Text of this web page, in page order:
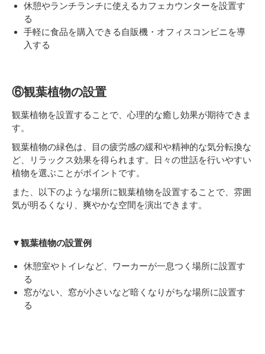
休憩やランチランチに使えるカフェカウンターを設置す
る
手軽に食品を購入できる自販機・オフィスコンビニを導
入する
⑥観葉植物の設置
観葉植物を設置することで、心理的な癒し効果が期待できま
す。
観葉植物の緑色は、目の疲労感の緩和や精神的な気分転換な
ど、リラックス効果を得られます。日々の世話を行いやすい
植物を選ぶことがポイントです。
また、以下のような場所に観葉植物を設置することで、雰囲
気が明るくなり、爽やかな空間を演出できます。
▼観葉植物の設置例
休憩室やトイレなど、ワーカーが一息つく場所に設置す
る
窓がない、窓が小さいなど暗くなりがちな場所に設置す
る